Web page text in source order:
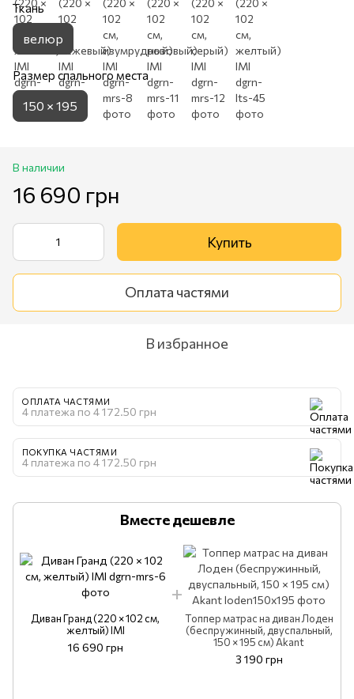
Ткань
велюр
Размер спального места
150 × 195
В наличии
16 690 грн
Купить
Оплата частями
В избранное
ОПЛАТА ЧАСТЯМИ
4 платежа по 4 172.50 грн
ПОКУПКА ЧАСТЯМИ
4 платежа по 4 172.50 грн
Вместе дешевле
Диван Гранд (220 × 102 см,
желтый) IMI
16 690 грн
Топпер матрас на диван Лоден
(беспружинный, двуспальный,
150 × 195 см) Akant
3 190 грн